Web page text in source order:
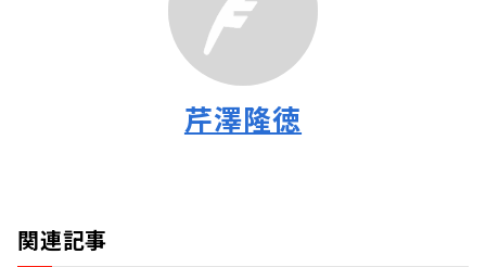
芹澤隆徳
関連記事